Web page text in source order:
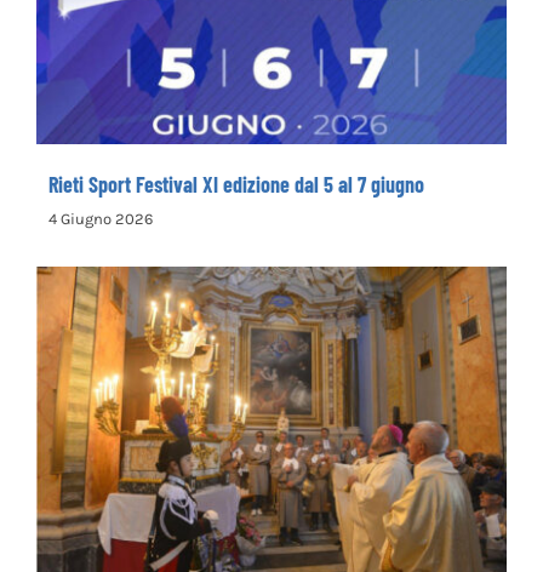
Rieti Sport Festival XI edizione dal 5 al 7 giugno
4 Giugno 2026
Rinnovata la devozione in onore del primo
santo cappuccino san Felice da Cantalice